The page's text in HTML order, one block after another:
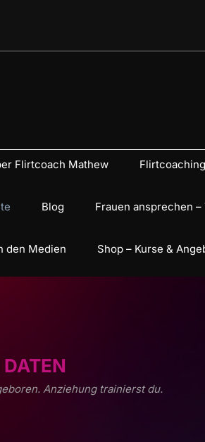
Flirtcoach Mathew
Blog Frauen ansprechen
den Medien Shop – Kurse &
Anziehung trainierst du.